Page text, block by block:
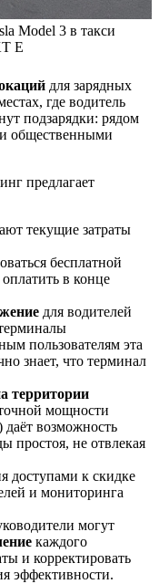
Model 3 в такси
E
для зарядных
где водитель
подзарядки: рядом
общественными
предлагает
текущие затраты
бесплатной
в конце
для водителей
пользователям эта
знает, что терминал
территории
мощности
даёт возможность
простоя, не отвлекая
доступами к скидке
и мониторинга
могут
каждого
и корректировать
эффективности.